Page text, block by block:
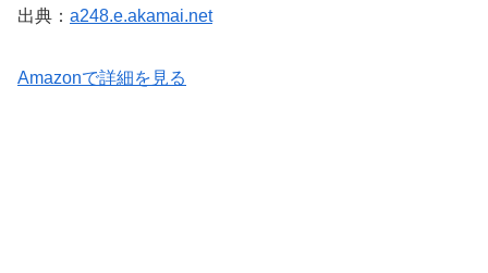
出典： a248.e.akamai.net
Amazonで詳細を見る